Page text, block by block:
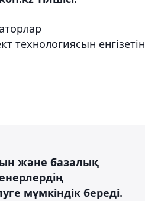
технологиясын енгізетін
және базалық
мүмкіндік береді.